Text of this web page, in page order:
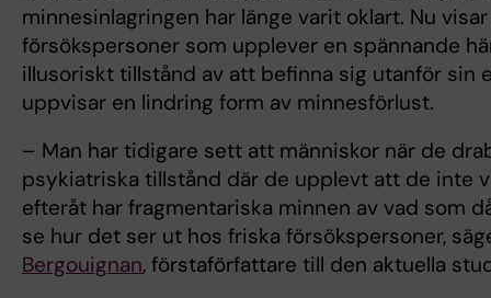
minnesinlagringen har länge varit oklart. Nu
försökspersoner som upplever en spännande
illusoriskt tillstånd av att befinna sig utanför sin
uppvisar en lindring form av minnesförlust.
– Man har tidigare sett att människor när de
psykiatriska tillstånd där de upplevt att de inte
efteråt har fragmentariska minnen av vad som
se hur det ser ut hos friska försökspersoner,
Bergouignan, förstaförfattare till den aktuella